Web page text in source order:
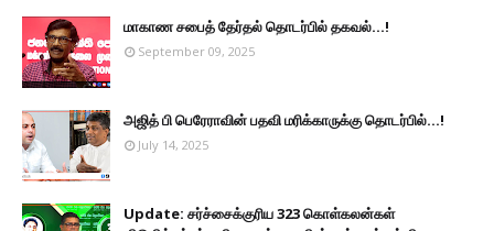
மாகாண சபைத் தேர்தல் தொடர்பில் தகவல்...!
September 09, 2025
அஜித் பி பெரேராவின் பதவி மரிக்காருக்கு தொடர்பில்...!
July 14, 2025
Update: சர்ச்சைக்குரிய 323 கொள்கலன்கள்